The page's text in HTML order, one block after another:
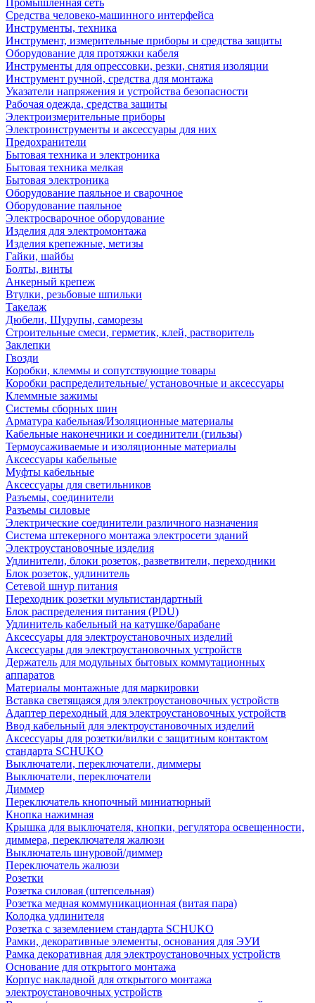
Промышленная сеть
Средства человеко-машинного интерфейса
Инструменты, техника
Инструмент, измерительные приборы и средства защиты
Оборудование для протяжки кабеля
Инструменты для опрессовки, резки, снятия изоляции
Инструмент ручной, средства для монтажа
Указатели напряжения и устройства безопасности
Рабочая одежда, средства защиты
Электроизмерительные приборы
Электроинструменты и аксессуары для них
Предохранители
Бытовая техника и электроника
Бытовая техника мелкая
Бытовая электроника
Оборудование паяльное и сварочное
Оборудование паяльное
Электросварочное оборудование
Изделия для электромонтажа
Изделия крепежные, метизы
Гайки, шайбы
Болты, винты
Анкерный крепеж
Втулки, резьбовые шпильки
Такелаж
Дюбели, Шурупы, саморезы
Строительные смеси, герметик, клей, растворитель
Заклепки
Гвозди
Коробки, клеммы и сопутствующие товары
Коробки распределительные/ установочные и аксессуары
Клеммные зажимы
Системы сборных шин
Арматура кабельная/Изоляционные материалы
Кабельные наконечники и соединители (гильзы)
Термоусаживаемые и изоляционные материалы
Аксессуары кабельные
Муфты кабельные
Аксессуары для светильников
Разъемы, соединители
Разъемы силовые
Электрические соединители различного назначения
Система штекерного монтажа электросети зданий
Электроустановочные изделия
Удлинители, блоки розеток, разветвители, переходники
Блок розеток, удлинитель
Сетевой шнур питания
Переходник розетки мультистандартный
Блок распределения питания (PDU)
Удлинитель кабельный на катушке/барабане
Аксессуары для электроустановочных изделий
Аксессуары для электроустановочных устройств
Держатель для модульных бытовых коммутационных
аппаратов
Материалы монтажные для маркировки
Вставка светящаяся для электроустановочных устройств
Адаптер переходный для электроустановочных устройств
Ввод кабельный для электроустановочных изделий
Аксессуары для розетки/вилки с защитным контактом
стандарта SCHUKO
Выключатели, переключатели, диммеры
Выключатели, переключатели
Диммер
Переключатель кнопочный миниатюрный
Кнопка нажимная
Крышка для выключателя, кнопки, регулятора освещенности,
диммера, переключателя жалюзи
Выключатель шнуровой/диммер
Переключатель жалюзи
Розетки
Розетка силовая (штепсельная)
Розетка медная коммуникационная (витая пара)
Колодка удлинителя
Розетка с заземлением стандарта SCHUKO
Рамки, декоративные элементы, основания для ЭУИ
Рамка декоративная для электроустановочных устройств
Основание для открытого монтажа
Корпус накладной для открытого монтажа
электроустановочных устройств